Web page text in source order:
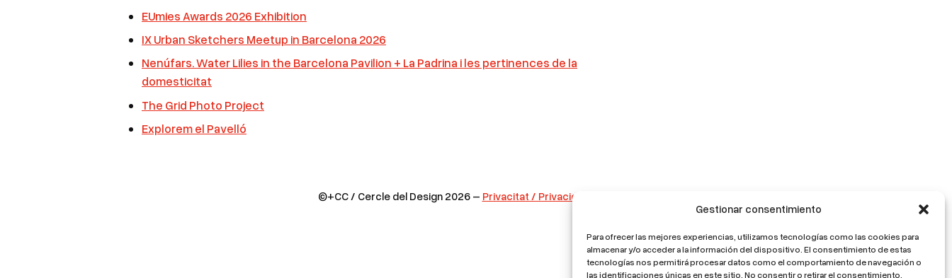
Gestionar consentimiento
Para ofrecer las mejores experiencias, utilizamos tecnologías como las cookies para
almacenar y/o acceder a la información del dispositivo. El consentimiento de estas
tecnologías nos permitirá procesar datos como el comportamiento de navegación o
las identificaciones únicas en este sitio. No consentir o retirar el consentimiento,
EUmies Awards 2026 Exhibition
IX Urban Sketchers Meetup in Barcelona 2026
Nenúfars. Water Lilies in the Barcelona Pavilion + La Padrina i les pertinences de la
domesticitat
The Grid Photo Project
Explorem el Pavelló
©+CC / Cercle del Design 2026 – Privacitat / Privacidad / Privacy